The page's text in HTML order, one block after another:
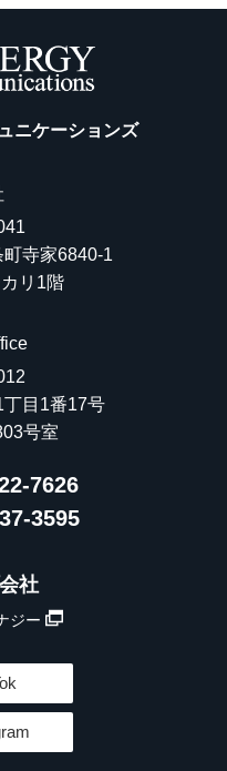
ニケーションズ
寺家6840-1
リ1階
目1番17号
号室
7626
3595
社
ジー